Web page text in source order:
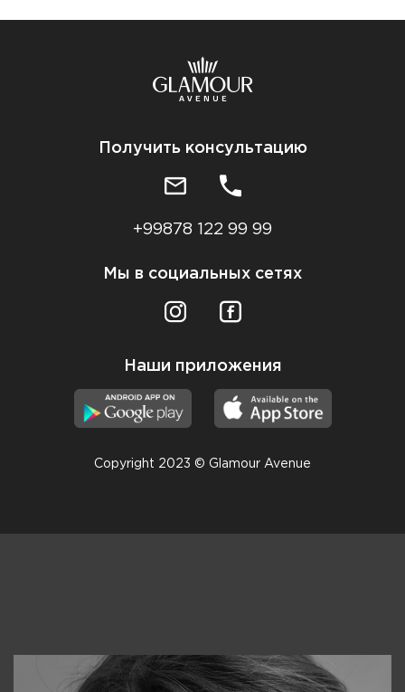
Получить консультацию
+99878 122 99 99
Мы в социальных сетях
Наши приложения
Copyright 2023 © Glamour Avenue